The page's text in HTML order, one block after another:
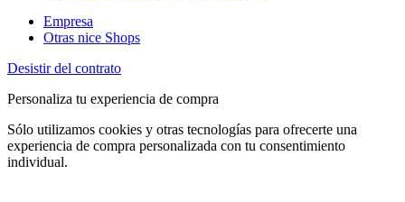
Empresa
Otras nice Shops
Desistir del contrato
Personaliza tu experiencia de compra
Sólo utilizamos cookies y otras tecnologías para ofrecerte una
experiencia de compra personalizada con tu consentimiento
individual.